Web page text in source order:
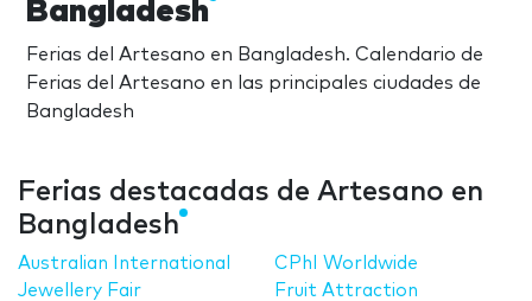
Bangladesh
Ferias del Artesano en Bangladesh. Calendario de
Ferias del Artesano en las principales ciudades de
Bangladesh
Ferias destacadas de Artesano en
Bangladesh
Australian International
Jewellery Fair
CPhI Worldwide
Fruit Attraction